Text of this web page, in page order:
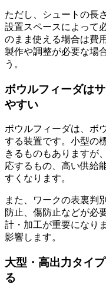
ただし、シュートの長
設置スペースによって
のまま使える場合は費
製作や調整が必要な場
う。
ボウルフィーダは
やすい
ボウルフィーダは、ボ
する装置です。小型の
きるものもありますが
応するもの、高い供給
すくなります。
また、ワークの表裏判
防止、傷防止などが必
計・加工が重要になり
影響します。
大型・高出力タイ
る